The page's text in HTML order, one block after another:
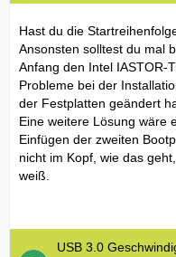
Hast du die
Ansonsten solltest du mal
Anfang den Intel IASTOR-
Probleme bei der
der Festplatten geändert
Eine weitere Lösung wäre
Einfügen der zweiten
nicht im Kopf, wie das
weiß.
USB 3.0